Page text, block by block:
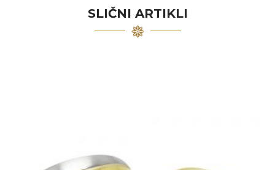
SLIČNI ARTIKLI